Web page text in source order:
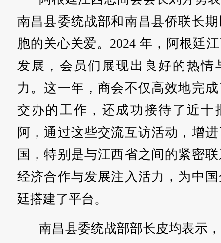
南昌县委统战部和南昌县侨联长
胞的关心关爱。2024 年，阿根廷
发展，会员们展现出良好的热情
力。这一年，商会不仅高效地完
交办的工作，还成功接待了近十
阿，通过这些交流互访活动，增
国，特别是与江西省之间的紧密
经济合作与发展注入活力，为中
廷搭建了平台。
南昌县委统战部部长皮均表示